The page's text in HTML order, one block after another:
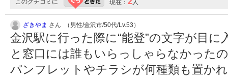
このクチコミに 現在： 人
ざきやま さん （男性/金沢市/50代/Lv.53）
金沢駅に行った際に“能登”の文字が目
と窓口には誰もいらっしゃらなかった
パンフレットやチラシが何種類も置か